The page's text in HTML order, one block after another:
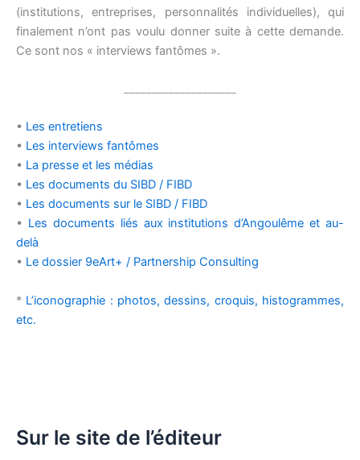
Sur le site de l’éditeur
(institutions, entreprises, personnalités individuelles), qui
finalement n’ont pas voulu donner suite à cette demande.
Ce sont nos « interviews fantômes ».
• Les entretiens
• Les interviews fantômes
• La presse et les médias
• Les documents du SIBD / FIBD
• Les documents sur le SIBD / FIBD
• Les documents liés aux institutions d’Angoulême et au-
delà
• Le dossier 9eArt+ / Partnership Consulting
* L’iconographie : photos, dessins, croquis, histogrammes,
etc.